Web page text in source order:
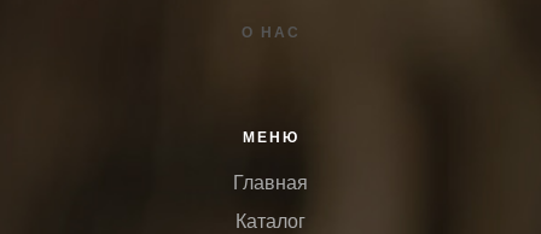
О НАС
МЕНЮ
Главная
Каталог